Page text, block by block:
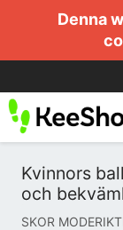
Denna
Kvinnors
och
SKOR